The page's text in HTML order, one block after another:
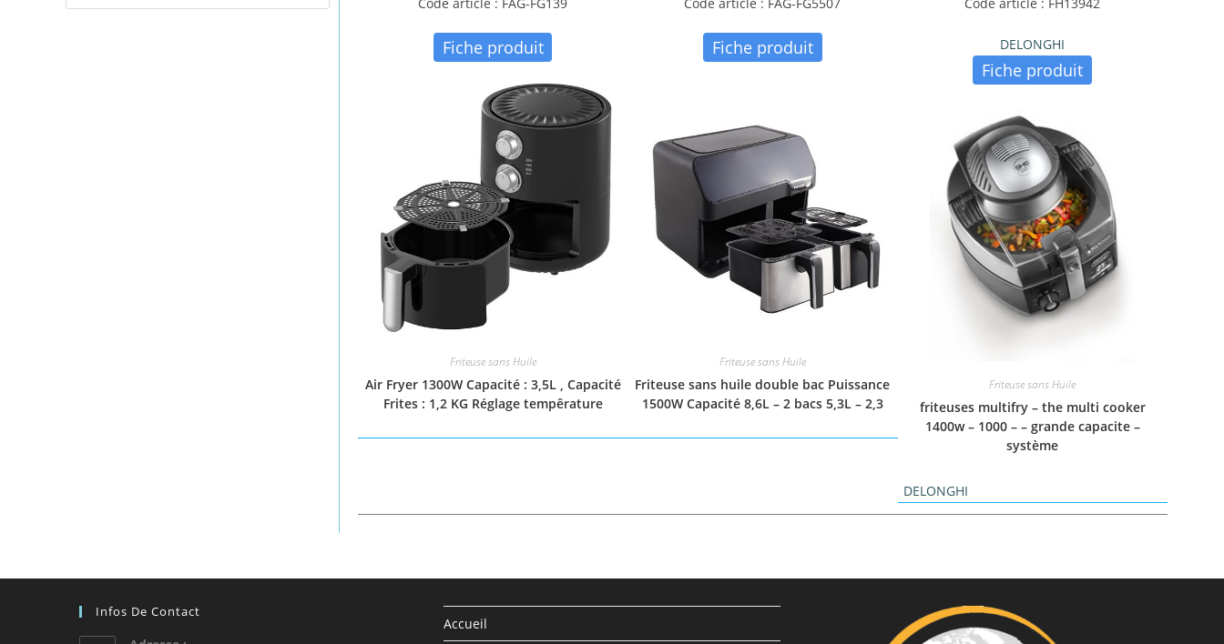
Fiche produit
Friteuse sans Huile
Air Fryer 1300W Capacité : 3,5L , Capacité
Frites : 1,2 KG Réglage tempêrature
Fiche produit
Friteuse sans Huile
Friteuse sans huile double bac Puissance
1500W Capacité 8,6L – 2 bacs 5,3L – 2,3
DELONGHI
Fiche produit
Friteuse sans Huile
friteuses multifry – the multi cooker
1400w – 1000 – – grande capacite –
système
DELONGHI
Infos De Contact
Accueil